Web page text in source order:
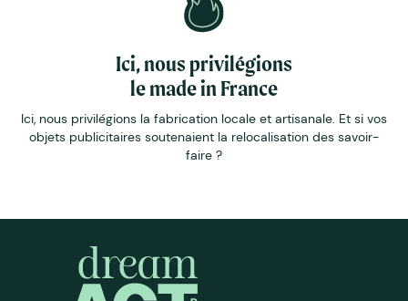
Ici, nous privilégions
le made in France
Ici, nous privilégions la fabrication locale et artisanale. Et si vos
objets publicitaires soutenaient la relocalisation des savoir-
faire ?